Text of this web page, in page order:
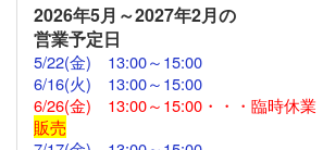
2026年5月～2027年2月の
営業予定日
5/22(金) 13:00～15:00
6/16(火) 13:00～15:00
6/26(金) 13:00～15:00・・・臨時休業
販売